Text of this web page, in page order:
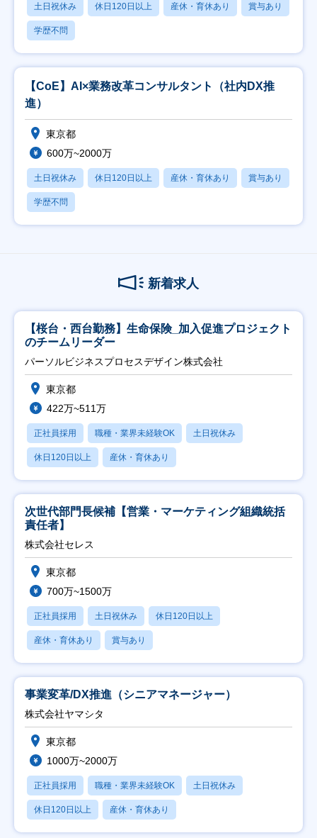
土日祝休み 休日120日以上 産休・育休あり 賞与あり
学歴不問
【CoE】AI×業務改革コンサルタント（社内DX推
進）
東京都
600万~2000万
土日祝休み 休日120日以上 産休・育休あり 賞与あり
学歴不問
新着求人
【桜台・西台勤務】生命保険_加入促進プロジェクト
のチームリーダー
パーソルビジネスプロセスデザイン株式会社
東京都
422万~511万
正社員採用 職種・業界未経験OK 土日祝休み
休日120日以上 産休・育休あり
次世代部門長候補【営業・マーケティング組織統括
責任者】
株式会社セレス
東京都
700万~1500万
正社員採用 土日祝休み 休日120日以上
産休・育休あり 賞与あり
事業変革/DX推進（シニアマネージャー）
株式会社ヤマシタ
東京都
1000万~2000万
正社員採用 職種・業界未経験OK 土日祝休み
休日120日以上 産休・育休あり